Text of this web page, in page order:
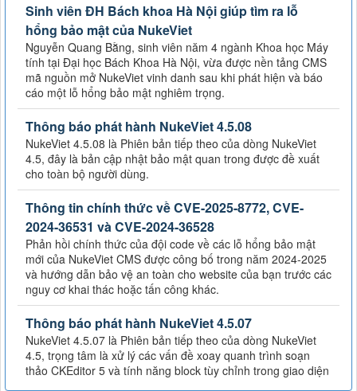
Sinh viên ĐH Bách khoa Hà Nội giúp tìm ra lỗ
hổng bảo mật của NukeViet
Nguyễn Quang Bằng, sinh viên năm 4 ngành Khoa học Máy
tính tại Đại học Bách Khoa Hà Nội, vừa được nền tảng CMS
mã nguồn mở NukeViet vinh danh sau khi phát hiện và báo
cáo một lỗ hổng bảo mật nghiêm trọng.
Thông báo phát hành NukeViet 4.5.08
NukeViet 4.5.08 là Phiên bản tiếp theo của dòng NukeViet
4.5, đây là bản cập nhật bảo mật quan trong được đề xuất
cho toàn bộ người dùng.
Thông tin chính thức về CVE-2025-8772, CVE-
2024-36531 và CVE-2024-36528
Phản hồi chính thức của đội code về các lỗ hổng bảo mật
mới của NukeViet CMS được công bố trong năm 2024-2025
và hướng dẫn bảo vệ an toàn cho website của bạn trước các
nguy cơ khai thác hoặc tấn công khác.
Thông báo phát hành NukeViet 4.5.07
NukeViet 4.5.07 là Phiên bản tiếp theo của dòng NukeViet
4.5, trọng tâm là xử lý các vấn đề xoay quanh trình soạn
thảo CKEditor 5 và tính năng block tùy chỉnh trong giao diện